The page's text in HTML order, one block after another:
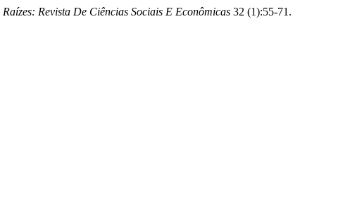
Raízes: Revista De Ciências Sociais E Econômicas 32 (1):55-71.